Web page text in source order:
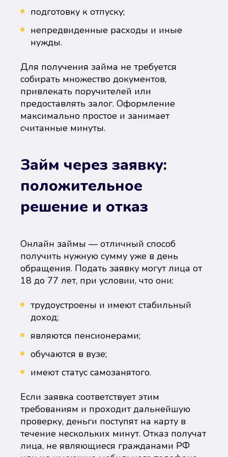
подготовку к отпуску;
непредвиденные расходы и иные
нужды.
Для получения займа не требуется
собирать множество документов,
привлекать поручителей или
предоставлять залог. Оформление
максимально простое и занимает
считанные минуты.
Займ через заявку:
положительное
решение и отказ
Онлайн займы — отличный способ
получить нужную сумму уже в день
обращения. Подать заявку могут лица от
18 до 77 лет, при условии, что они:
трудоустроены и имеют стабильный
доход;
являются пенсионерами;
обучаются в вузе;
имеют статус самозанятого.
Если заявка соответствует этим
требованиям и проходит дальнейшую
проверку, деньги поступят на карту в
течение нескольких минут. Отказ получат
лица, не являющиеся гражданами РФ